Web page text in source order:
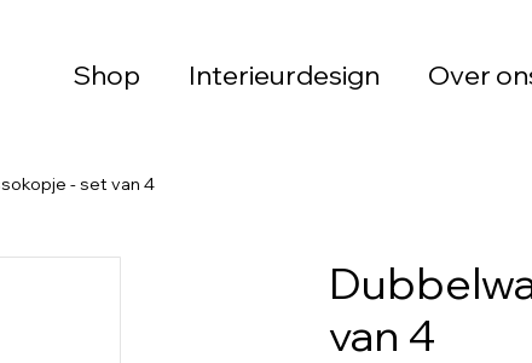
Shop Interieurdesign Over
- set van 4
van 4